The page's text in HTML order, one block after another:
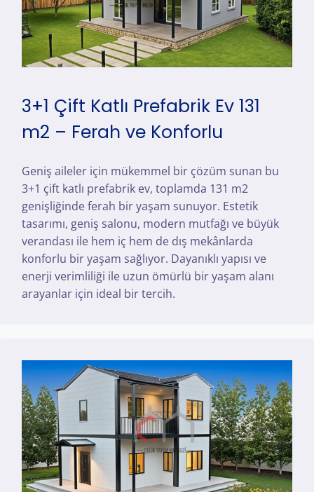
3+1 Çift Katlı Prefabrik Ev 131
m2 – Ferah ve Konforlu
Geniş aileler için mükemmel bir çözüm sunan bu
3+1 çift katlı prefabrik ev, toplamda 131 m2
genişliğinde ferah bir yaşam sunuyor. Estetik
tasarımı, geniş salonu, modern mutfağı ve büyük
verandası ile hem iç hem de dış mekânlarda
konforlu bir yaşam sağlıyor. Dayanıklı yapısı ve
enerji verimliliği ile uzun ömürlü bir yaşam alanı
arayanlar için ideal bir tercih.